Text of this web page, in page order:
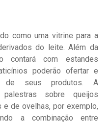
como uma vitrine para a
do leite. Além da
contará com estandes
poderão ofertar e
de seus produtos. A
palestras sobre queijos
e de ovelhas, por exemplo,
a combinação entre